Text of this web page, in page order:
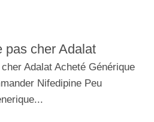
pas cher Adalat
Adalat Acheté Générique
Nifedipine Peu